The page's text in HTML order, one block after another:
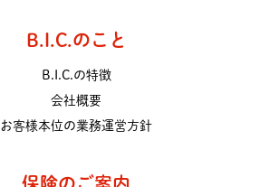
B.I.C.のこと
B.I.C.の特徴
会社概要
お客様本位の業務運営方針